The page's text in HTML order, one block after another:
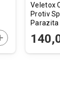
U
Veletox
Protiv
Parazita